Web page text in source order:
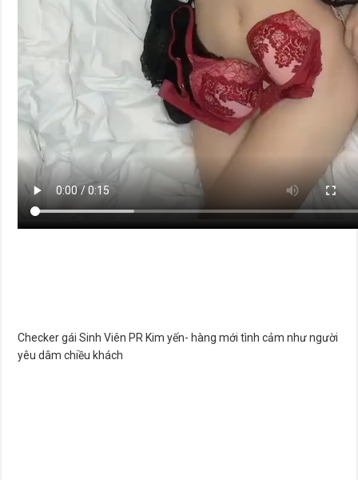
Checker gái Sinh Viên PR Kim yến- hàng mới tình cảm như người
yêu dâm chiều khách